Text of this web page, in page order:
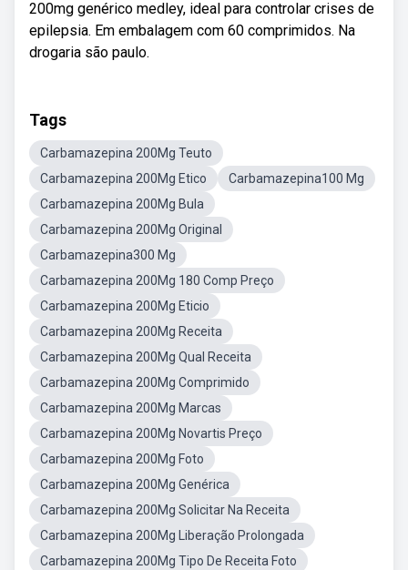
200mg genérico medley, ideal para controlar crises de
epilepsia. Em embalagem com 60 comprimidos. Na
drogaria são paulo.
Tags
Carbamazepina 200Mg Teuto
Carbamazepina 200Mg Etico
Carbamazepina100 Mg
Carbamazepina 200Mg Bula
Carbamazepina 200Mg Original
Carbamazepina300 Mg
Carbamazepina 200Mg 180 Comp Preço
Carbamazepina 200Mg Eticio
Carbamazepina 200Mg Receita
Carbamazepina 200Mg Qual Receita
Carbamazepina 200Mg Comprimido
Carbamazepina 200Mg Marcas
Carbamazepina 200Mg Novartis Preço
Carbamazepina 200Mg Foto
Carbamazepina 200Mg Genérica
Carbamazepina 200Mg Solicitar Na Receita
Carbamazepina 200Mg Liberação Prolongada
Carbamazepina 200Mg Tipo De Receita Foto